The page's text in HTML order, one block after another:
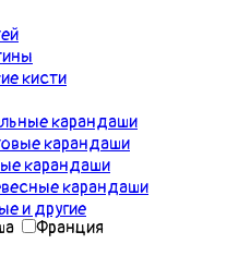
кисти
карандаши
карандаши
карандаши
карандаши
и другие
Франция